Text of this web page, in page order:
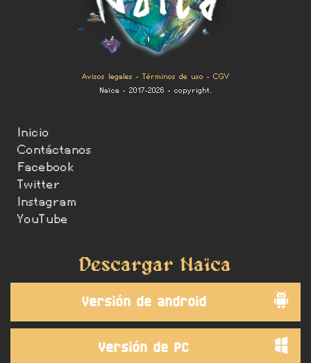
Avisos legales - Términos de uso - CGV
Naïca - 2017-2026 - copyright.
Inicio
Contáctanos
Facebook
Twitter
Instagram
YouTube
Descargar Naïca
Versión de android
Versión de PC